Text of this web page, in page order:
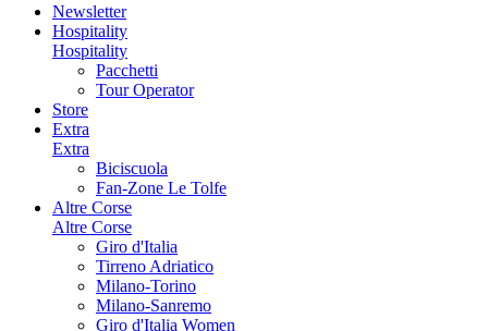
Newsletter
Hospitality
Hospitality
Pacchetti
Tour Operator
Store
Extra
Extra
Biciscuola
Fan-Zone Le Tolfe
Altre Corse
Altre Corse
Giro d'Italia
Tirreno Adriatico
Milano-Torino
Milano-Sanremo
Giro d'Italia Women